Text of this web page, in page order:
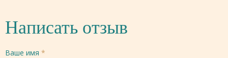
Написать отзыв
Ваше имя *